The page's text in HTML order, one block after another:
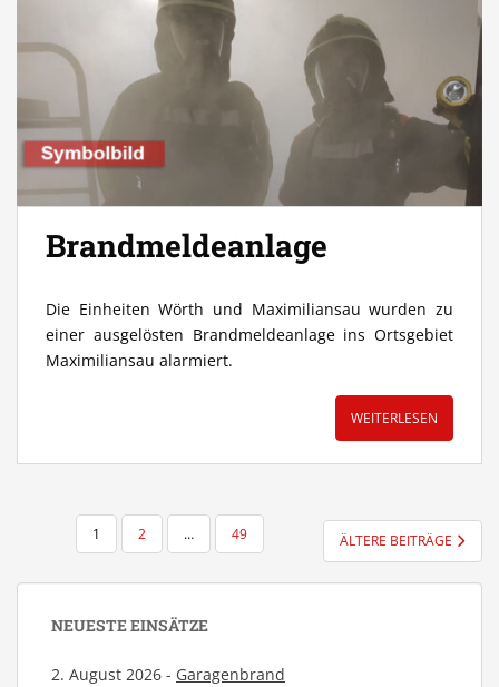
Brandmeldeanlage
Die Einheiten Wörth und Maximiliansau wurden zu
einer ausgelösten Brandmeldeanlage ins Ortsgebiet
Maximiliansau alarmiert.
WEITERLESEN
SEITENNUMMERIERUNG
BEITRÄGE
1 2 … 49 ÄLTERE BEITRÄGE
NEUESTE EINSÄTZE
2. August 2026 - Garagenbrand